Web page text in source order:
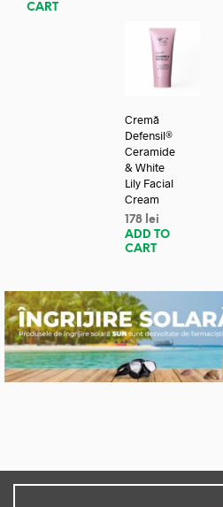
CART
Cremă
Defensil®
Ceramide
& White
Lily Facial
Cream
178 lei
ADD TO
CART